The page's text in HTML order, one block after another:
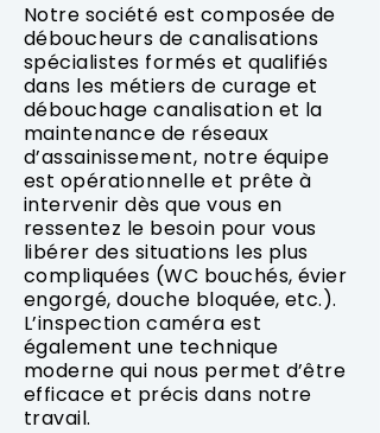
Notre société est composée de
déboucheurs de canalisations
spécialistes formés et qualifiés
dans les métiers de curage et
débouchage canalisation et la
maintenance de réseaux
d’assainissement, notre équipe
est opérationnelle et prête à
intervenir dès que vous en
ressentez le besoin pour vous
libérer des situations les plus
compliquées (WC bouchés, évier
engorgé, douche bloquée, etc.).
L’inspection caméra est
également une technique
moderne qui nous permet d’être
efficace et précis dans notre
travail.